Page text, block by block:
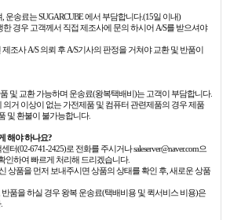
운송료는 SUGARCUBE 에서 부담합니다.(15일 이내)
한 경우 고객께서 직접 제조사에 문의 하시어 A/S를 받으셔야
조사 A/S 의뢰 후 A/S기사의 판정을 거쳐야 교환 및 반품이
및 교환 가능하며 운송료(왕복택배비)는 고객이 부담합니다.
의거 이상이 없는 가전제품 및 컴퓨터 관련제품의 경우 제품
및 환불이 불가능합니다.
해야 하나요?
터(02-6741-2425)로 전화를 주시거나 saleserver@naver.com으
인하여 빠르게 처리해 드리겠습니다.
상품을 먼저 보내주시면 상품의 상태를 확인 후, 새로운 상품
품을 하실 경우 왕복 운송료(택배비용 및 퀵서비스 비용)은